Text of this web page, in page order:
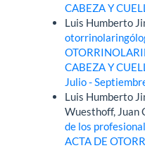
CABEZA Y
Luis Humberto
CABEZA Y
Julio -
Luis Humberto
Wuesthoff, Juan
de los
ACTA DE